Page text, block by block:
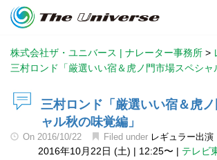
株式会社ザ・ユニバース | ナレーター事務所 >
三村ロンド「厳選いい宿＆虎ノ門市場スペシャ
三村ロンド「厳選いい宿＆虎
ャル秋の味覚編」
On 2016/10/22 Filed under レギュラー出演
2016年10月22日 (土) | 12:25〜 | テレビ